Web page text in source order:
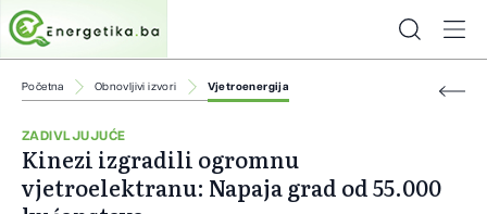
Početna Obnovljivi izvori Vjetroenergija
ZADIVLJUJUĆE
Kinezi izgradili ogromnu
vjetroelektranu: Napaja grad od 55.000